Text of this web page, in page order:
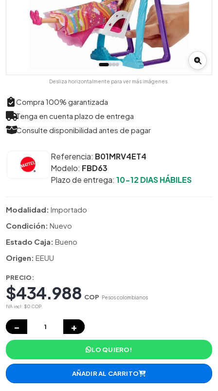
Desliza horizontalmente para ver más imágenes.
Compra 100% garantizada
Tenga en cuenta plazo de entrega
Consulte disponibilidad antes de pagar
Referencia: B01MRV4ET4
Modelo: FBD63
Plazo de entrega: 10-12 DIAS HÁBILES
Modalidad: Importado
Condición: Nuevo
Estado Caja: Bueno
Origen: EEUU
PRECIO:
$434.988 COP Pesos colombianos
IVA incl: $0 COP
− +
LO QUIERO!
AÑADIR AL CARRITO